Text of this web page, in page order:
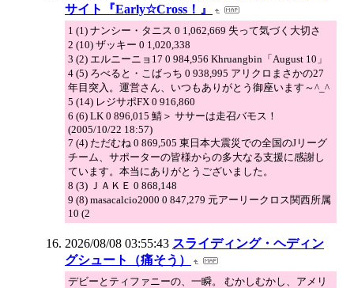
サイト『Early☆Cross！』
1 (1) ナンシー・タニス 0 1,062,669 失って気づく大切さ
2 (10) ザッキー 0 1,020,338
3 (2) エルニーニョ17 0 984,956 Khruangbin「August 10」
4 (5) ろべると・こばっち 0 938,995 アリクロまさかの27
年目突入。運営さん、いつもありがとう御座います～^_^
5 (14) レジサポFX 0 916,860
6 (6) LK 0 896,015 鯖＞ ササーは走召バモス！
(2005/10/22 18:57)
7 (4) ただむね 0 869,505 東日本大震災での全国のJリーグ
チーム、サポーターの皆様からの多大なる支援に感謝し
ています。本当にありがとうございました。
8 (3) ＪＡＫＥ 0 868,148
9 (8) masacalcio2000 0 847,279 元アーリークロス関西所属
10 (2
2026/08/08 03:55:43 スライディング・ヘディン
グシュート（痛そう）
デビーとティファニーの、一瞬。 むかしむかし、アメリ